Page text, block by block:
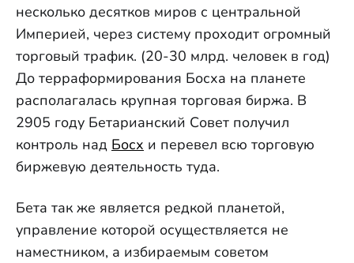
несколько десятков миров с центральной
Империей, через систему проходит огромный
торговый трафик. (20-30 млрд. человек в год)
До терраформирования Босха на планете
располагалась крупная торговая биржа. В
2905 году Бетарианский Совет получил
контроль над Босх и перевел всю торговую
биржевую деятельность туда.
Бета так же является редкой планетой,
управление которой осуществляется не
наместником, а избираемым советом